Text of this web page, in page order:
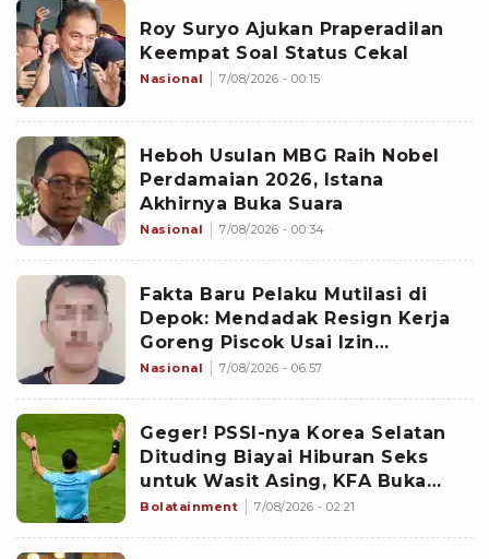
Roy Suryo Ajukan Praperadilan
Keempat Soal Status Cekal
Nasional 7/08/2026 - 00:15
Heboh Usulan MBG Raih Nobel
Perdamaian 2026, Istana
Akhirnya Buka Suara
Nasional 7/08/2026 - 00:34
Fakta Baru Pelaku Mutilasi di
Depok: Mendadak Resign Kerja
Goreng Piscok Usai Izin
Interview di Mal
Nasional 7/08/2026 - 06:57
Geger! PSSI-nya Korea Selatan
Dituding Biayai Hiburan Seks
untuk Wasit Asing, KFA Buka
Suara
Bolatainment 7/08/2026 - 02:21